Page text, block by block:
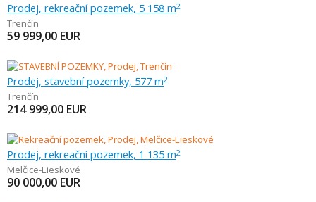
Prodej, rekreační pozemek, 5 158 m2
Trenčín
59 999,00 EUR
Prodej, stavební pozemky, 577 m2
Trenčín
214 999,00 EUR
Prodej, rekreační pozemek, 1 135 m2
Melčice-Lieskové
90 000,00 EUR